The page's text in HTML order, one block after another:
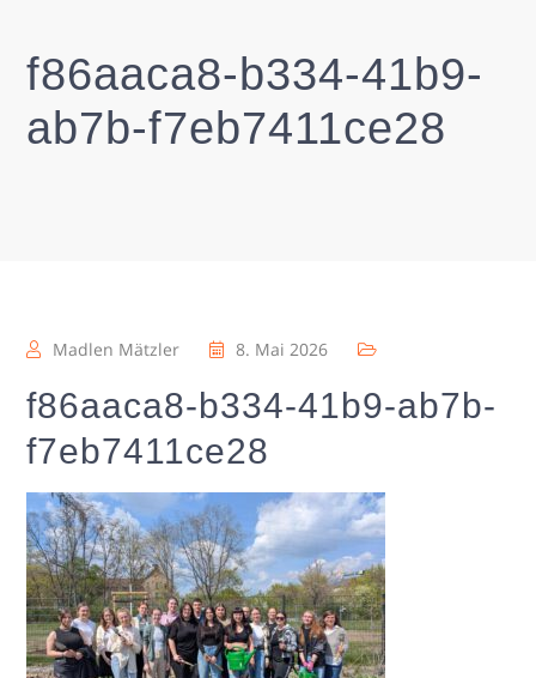
f86aaca8-b334-41b9-
ab7b-f7eb7411ce28
Madlen Mätzler 8. Mai 2026
f86aaca8-b334-41b9-ab7b-
f7eb7411ce28